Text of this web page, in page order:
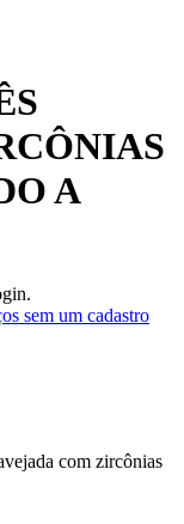
A
sem um cadastro
com zircônias